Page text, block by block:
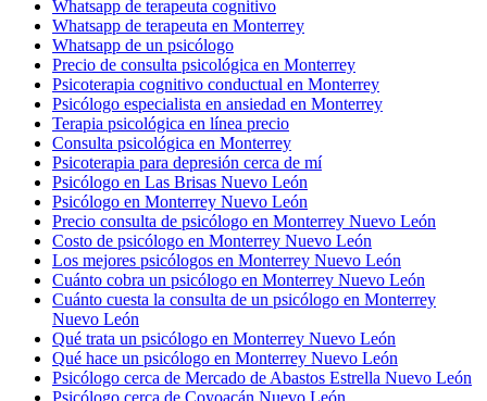
Whatsapp de terapeuta cognitivo
Whatsapp de terapeuta en Monterrey
Whatsapp de un psicólogo
Precio de consulta psicológica en Monterrey
Psicoterapia cognitivo conductual en Monterrey
Psicólogo especialista en ansiedad en Monterrey
Terapia psicológica en línea precio
Consulta psicológica en Monterrey
Psicoterapia para depresión cerca de mí
Psicólogo en Las Brisas Nuevo León
Psicólogo en Monterrey Nuevo León
Precio consulta de psicólogo en Monterrey Nuevo León
Costo de psicólogo en Monterrey Nuevo León
Los mejores psicólogos en Monterrey Nuevo León
Cuánto cobra un psicólogo en Monterrey Nuevo León
Cuánto cuesta la consulta de un psicólogo en Monterrey
Nuevo León
Qué trata un psicólogo en Monterrey Nuevo León
Qué hace un psicólogo en Monterrey Nuevo León
Psicólogo cerca de Mercado de Abastos Estrella Nuevo León
Psicólogo cerca de Coyoacán Nuevo León